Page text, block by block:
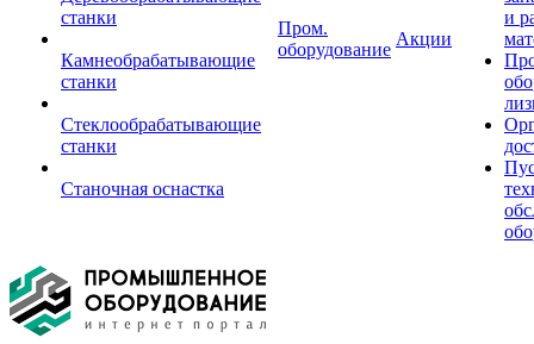
станки
Камнеобрабатывающие
станки
Стеклообрабатывающие
станки
Станочная оснастка
Пром.
оборудование
Акции
и